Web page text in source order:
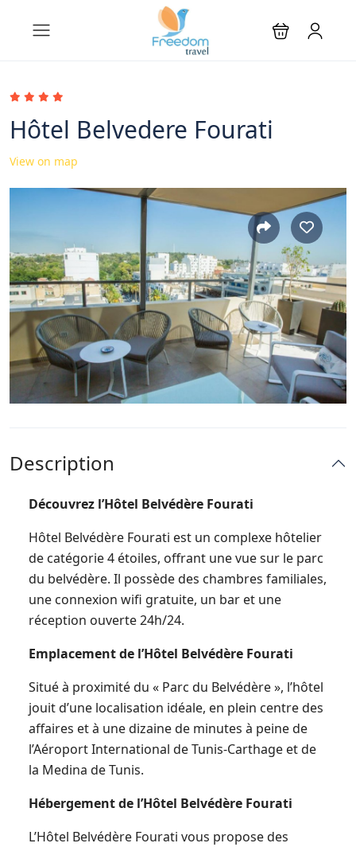
Hôtel Belvedere Fourati
View on map
Description
Découvrez l’Hôtel Belvédère Fourati
Hôtel Belvédère Fourati est un complexe hôtelier
de catégorie 4 étoiles, offrant une vue sur le parc
du belvédère. Il possède des chambres familiales,
une connexion wifi gratuite, un bar et une
réception ouverte 24h/24.
Emplacement de l’Hôtel Belvédère Fourati
Situé à proximité du « Parc du Belvédère », l’hôtel
jouit d’une localisation idéale, en plein centre des
affaires et à une dizaine de minutes à peine de
l’Aéroport International de Tunis-Carthage et de
la Medina de Tunis.
Hébergement de l’Hôtel Belvédère Fourati
L’Hôtel Belvédère Fourati vous propose des